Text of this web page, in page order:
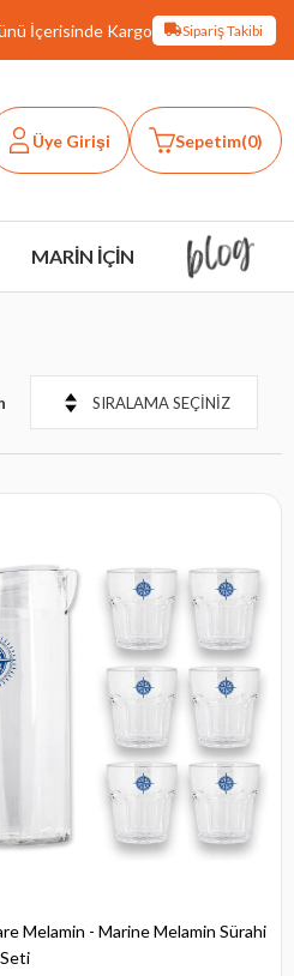
İçerisinde Kargo Sipariş Takibi
Üye Girişi Sepetim 0
MARİN İÇİN
Melamin - Marine Melamin Sürahi